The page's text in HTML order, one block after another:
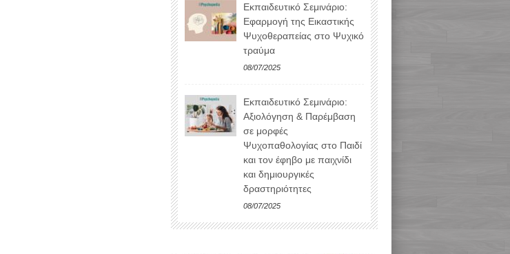
Εκπαιδευτικό Σεμινάριο:
Εφαρμογή της Εικαστικής
Ψυχοθεραπείας στο Ψυχικό
τραύμα
08/07/2025
Εκπαιδευτικό Σεμινάριο:
Αξιολόγηση & Παρέμβαση
σε μορφές
Ψυχοπαθολογίας στο Παιδί
και τον έφηβο με παιχνίδι
και δημιουργικές
δραστηριότητες
08/07/2025